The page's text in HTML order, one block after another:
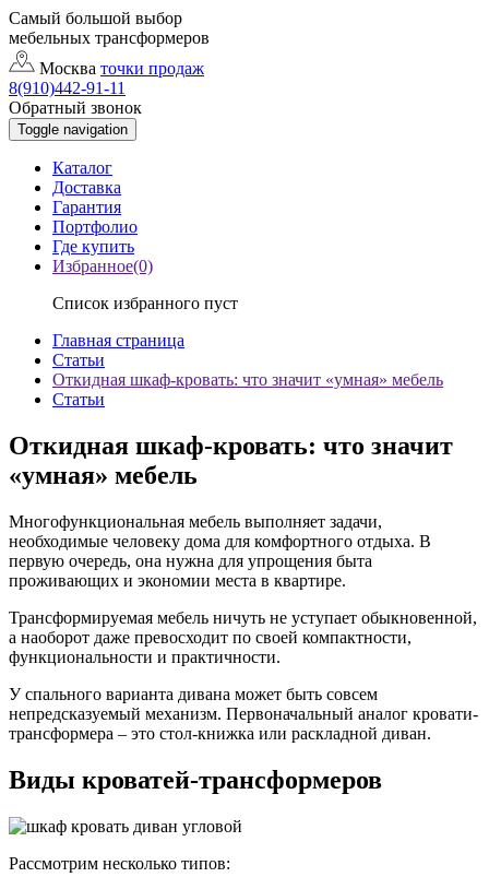
Самый большой выбор
мебельных трансформеров
Москва точки продаж
8(910)442-91-11
Обратный звонок
Toggle navigation
Каталог
Доставка
Гарантия
Портфолио
Где купить
Избранное(0)
Список избранного пуст
Главная страница
Статьи
Откидная шкаф-кровать: что значит «умная» мебель
Статьи
Откидная шкаф-кровать: что значит
«умная» мебель
Многофункциональная мебель выполняет задачи,
необходимые человеку дома для комфортного отдыха. В
первую очередь, она нужна для упрощения быта
проживающих и экономии места в квартире.
Трансформируемая мебель ничуть не уступает обыкновенной,
а наоборот даже превосходит по своей компактности,
функциональности и практичности.
У спального варианта дивана может быть совсем
непредсказуемый механизм. Первоначальный аналог кровати-
трансформера – это стол-книжка или раскладной диван.
Виды кроватей-трансформеров
Рассмотрим несколько типов: